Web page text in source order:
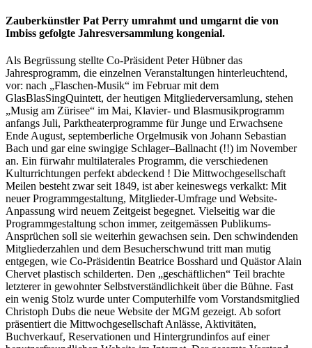
Zauberkünstler Pat Perry umrahmt und umgarnt die von
Imbiss gefolgte Jahresversammlung kongenial.
Als Begrüssung stellte Co-Präsident Peter Hübner das
Jahresprogramm, die einzelnen Veranstaltungen hinterleuchtend,
vor: nach „Flaschen-Musik“ im Februar mit dem
GlasBlasSingQuintett, der heutigen Mitgliederversamlung, stehen
„Musig am Zürisee“ im Mai, Klavier- und Blasmusikprogramm
anfangs Juli, Parktheaterprogramme für Junge und Erwachsene
Ende August, septemberliche Orgelmusik von Johann Sebastian
Bach und gar eine swingige Schlager–Ballnacht (!!) im November
an. Ein fürwahr multilaterales Programm, die verschiedenen
Kulturrichtungen perfekt abdeckend ! Die Mittwochgesellschaft
Meilen besteht zwar seit 1849, ist aber keineswegs verkalkt: Mit
neuer Programmgestaltung, Mitglieder-Umfrage und Website-
Anpassung wird neuem Zeitgeist begegnet. Vielseitig war die
Programmgestaltung schon immer, zeitgemässen Publikums-
Ansprüchen soll sie weiterhin gewachsen sein. Den schwindenden
Mitgliederzahlen und dem Besucherschwund tritt man mutig
entgegen, wie Co-Präsidentin Beatrice Bosshard und Quästor Alain
Chervet plastisch schilderten. Den „geschäftlichen“ Teil brachte
letzterer in gewohnter Selbstverständlichkeit über die Bühne. Fast
ein wenig Stolz wurde unter Computerhilfe vom Vorstandsmitglied
Christoph Dubs die neue Website der MGM gezeigt. Ab sofort
präsentiert die Mittwochgesellschaft Anlässe, Aktivitäten,
Buchverkauf, Reservationen und Hintergrundinfos auf einer